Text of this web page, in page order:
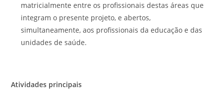
matricialmente entre os profissionais destas áreas que
integram o presente projeto, e abertos,
simultaneamente, aos profissionais da educação e das
unidades de saúde.
Atividades principais